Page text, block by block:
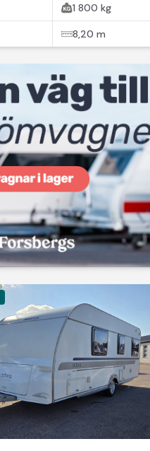
1 800 kg
8,20 m